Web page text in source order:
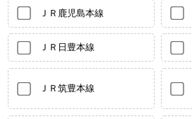
ＪＲ鹿児島本線
ＪＲ日豊本線
ＪＲ筑豊本線